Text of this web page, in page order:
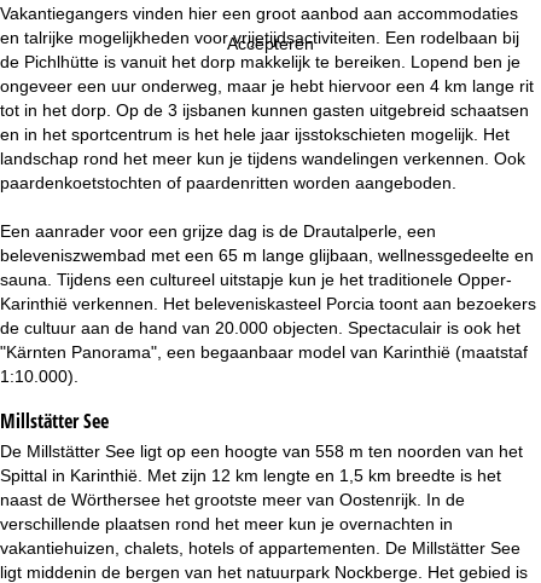
Accepteren
p
g
i
n
a
Vakantiegangers vinden hier een groot aanbod aan accommodaties
en talrijke mogelijkheden voor vrijetijdsactiviteiten. Een rodelbaan bij
de Pichlhütte is vanuit het dorp makkelijk te bereiken. Lopend ben je
ongeveer een uur onderweg, maar je hebt hiervoor een 4 km lange rit
tot in het dorp. Op de 3 ijsbanen kunnen gasten uitgebreid schaatsen
en in het sportcentrum is het hele jaar ijsstokschieten mogelijk. Het
landschap rond het meer kun je tijdens wandelingen verkennen. Ook
paardenkoetstochten of paardenritten worden aangeboden.
Een aanrader voor een grijze dag is de Drautalperle, een
beleveniszwembad met een 65 m lange glijbaan, wellnessgedeelte en
sauna. Tijdens een cultureel uitstapje kun je het traditionele Opper-
Karinthië verkennen. Het beleveniskasteel Porcia toont aan bezoekers
de cultuur aan de hand van 20.000 objecten. Spectaculair is ook het
"Kärnten Panorama", een begaanbaar model van Karinthië (maatstaf
1:10.000).
Millstätter See
De Millstätter See ligt op een hoogte van 558 m ten noorden van het
Spittal in Karinthië. Met zijn 12 km lengte en 1,5 km breedte is het
naast de Wörthersee het grootste meer van Oostenrijk. In de
verschillende plaatsen rond het meer kun je overnachten in
vakantiehuizen, chalets, hotels of appartementen. De Millstätter See
ligt middenin de bergen van het natuurpark Nockberge. Het gebied is